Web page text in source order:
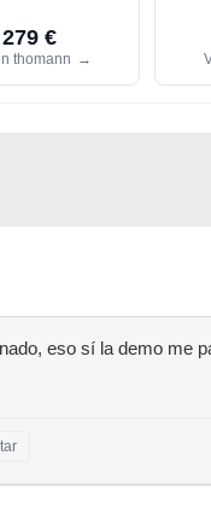
279 €
thomann →
eso sí la demo me